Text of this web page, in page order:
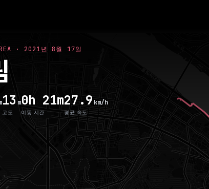
· 2021년 8월 17일
13 m
고도
0h 21m
이동 시간
27.9 km/h
평균 속도